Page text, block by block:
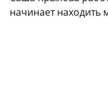
начинает находить